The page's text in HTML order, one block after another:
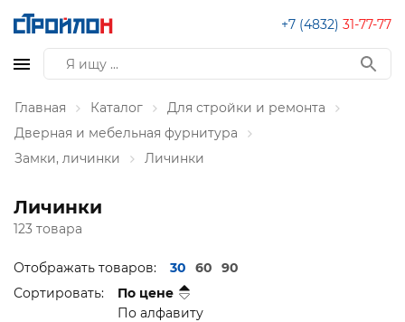
+7 (4832) 31-77-77
Главная Каталог
Для стройки и ремонта
Дверная и мебельная фурнитура
Замки, личинки
Личинки
Личинки
123 товара
Отображать товаров: 30 60
90
Сортировать:
По цене
По алфавиту